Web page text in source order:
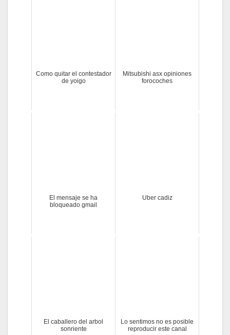
Como quitar el contestador
de yoigo
Mitsubishi asx opiniones
forocoches
El mensaje se ha
bloqueado gmail
Uber cadiz
El caballero del arbol
sonriente
Lo sentimos no es posible
reproducir este canal